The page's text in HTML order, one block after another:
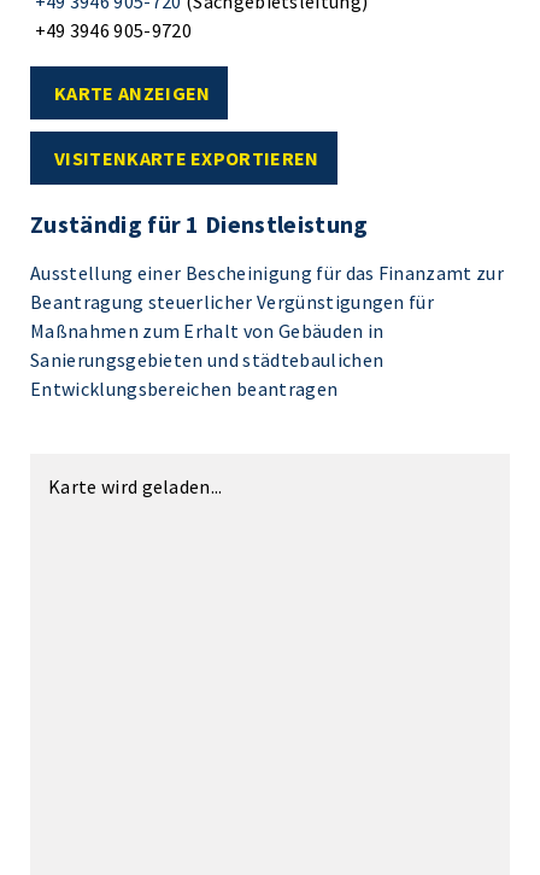
+49 3946 905-9720
KARTE ANZEIGEN
VISITENKARTE EXPORTIEREN
Zuständig für 1 Dienstleistung
Ausstellung einer Bescheinigung für das Finanzamt zur
Beantragung steuerlicher Vergünstigungen für
Maßnahmen zum Erhalt von Gebäuden in
Sanierungsgebieten und städtebaulichen
Entwicklungsbereichen beantragen
Karte wird geladen...